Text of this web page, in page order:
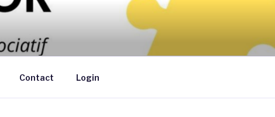
de moins de 6 ans au domicile des
Contact Login